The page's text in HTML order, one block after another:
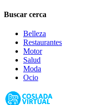
Buscar cerca
Belleza
Restaurantes
Motor
Salud
Moda
Ocio